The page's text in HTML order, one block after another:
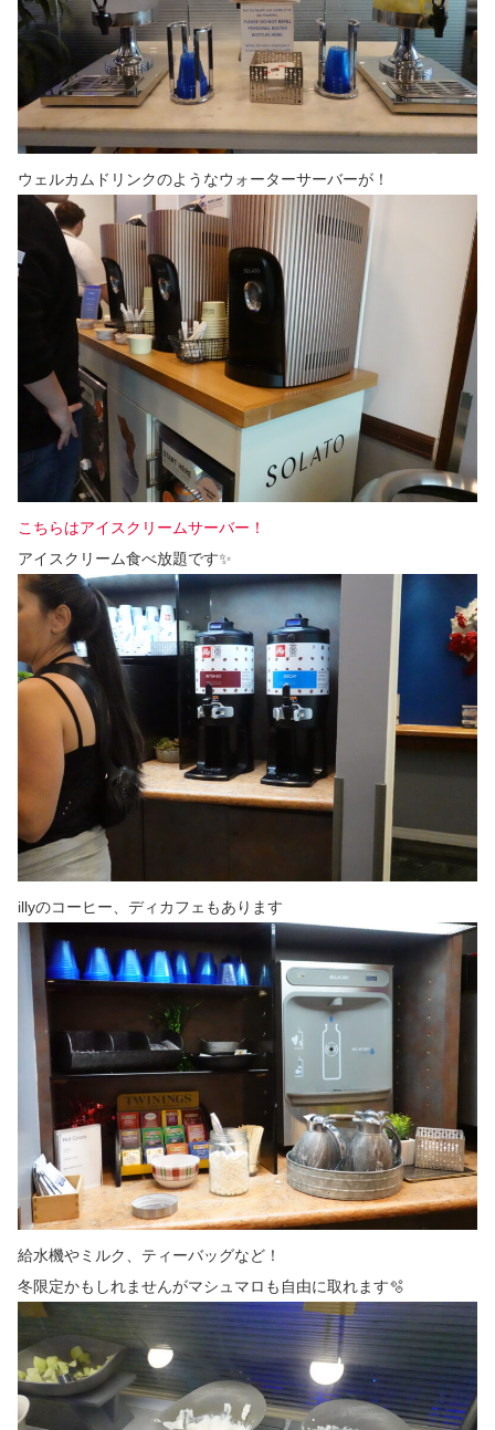
ウェルカムドリンクのようなウォーターサーバーが！
こちらはアイスクリームサーバー！
アイスクリーム食べ放題です✨
illyのコーヒー、ディカフェもあります
給水機やミルク、ティーバッグなど！
冬限定かもしれませんがマシュマロも自由に取れます🫧